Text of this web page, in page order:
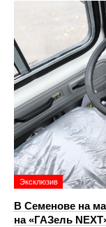
Эксклюзив
В Семенове на
на «ГАЗель